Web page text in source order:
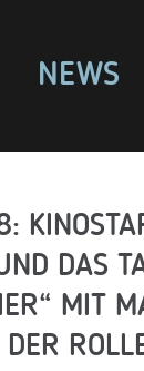
NEWS
DAS
MIT